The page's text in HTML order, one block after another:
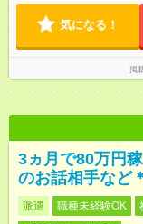
気になる！
掲
3ヵ月で80万円
のお話相手など
派遣 職種未経験OK